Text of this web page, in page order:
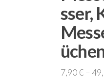
sser,
7,90€–